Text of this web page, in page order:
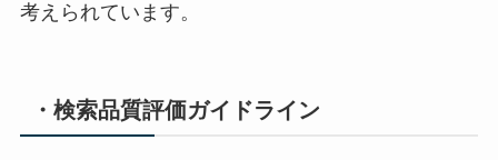
考えられています。
・検索品質評価ガイドライン